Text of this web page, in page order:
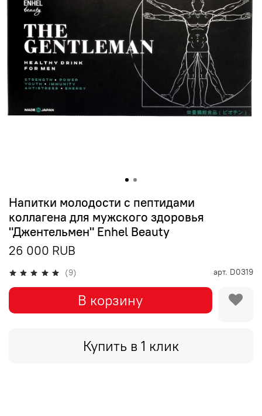
(9) арт. D0319
Напитки молодости с пептидами
коллагена для мужского здоровья
"Джентельмен" Enhel Beauty
26 000 RUB
В корзину
Купить в 1 клик